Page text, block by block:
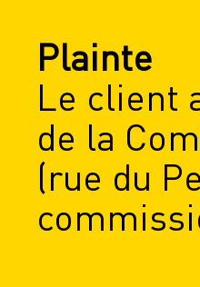
Plainte
Le client
de la
(rue du